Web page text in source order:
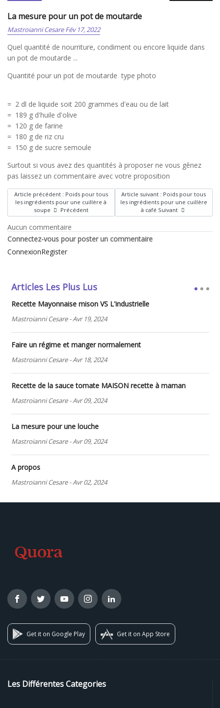
La mesure pour un pot de moutarde
Mastroianni Cesare Fév 17, 2022
Quel quantité de nourriture, condiment ou encore liquide dans
un pot de moutarde ...
Quantité pour un pot de moutarde type photo
= 2 dl de liquide soit 200 grammes d'eau ou de lait
= 189 g d'huile d'olive
= 120 g de farine
= 180 g de riz cru
= 150 g de sucre semoule
Surtout si vous avez des quantités à proposer ne vous gênez
pas laissez un commentaire avec votre proposition
Article précédent : Poids pour tous
les ingrédients pour une cuillère à
soupe
Précédent
Article suivant : Poids pour tous
les ingrédients pour une cuillère
à café Suivant
Aucun commentaire
Connectez-vous pour poster un commentaire
ConnexionRegister
Articles Les Plus Lus
Recette Mayonnaise mison VS L'industrielle
Mastroianni Cesare-Avr 19, 2024
Faire un régime et manger normalement
Mastroianni Cesare-Avr 18, 2024
Recette de la sauce tomate MAISON recette à maman
Mastroianni Cesare-Avr 09, 2024
La mesure pour une louche
Mastroianni Cesare-Avr 09, 2024
A propos
Mastroianni Cesare-Avr 02, 2024
Get it on Google Play Get it on App Store
Les Différentes Categories